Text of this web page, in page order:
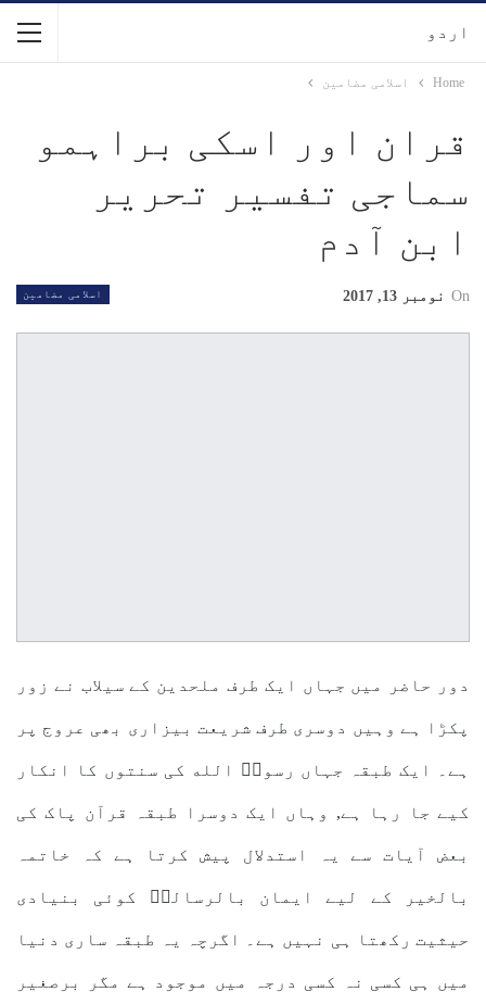
اردو
Home اسلامی مضامین
قران اور اسکی براہمو
سماجی تفسیر تحریر
ابن آدم
اسلامی مضامین On نومبر 13, 2017
دور حاضر میں جہاں ایک طرف ملحدین کے سیلاب نے زور
پکڑا ہے وہیں دوسری طرف شریعت بیزاری بھی عروج پر
ہے۔ ایک طبقہ جہاں رسولؐ الله کی سنتوں کا انکار
کیے جا رہا ہے, وہاں ایک دوسرا طبقہ قرآن پاک کی
بعض آیات سے یہ استدلال پیش کرتا ہے کہ خاتمہ
بالخیر کے لیے ایمان بالرسالتؐ کوئی بنیادی
حیثیت رکھتا ہی نہیں ہے۔ اگرچہ یہ طبقہ ساری دنیا
میں ہی کسی نہ کسی درجہ میں موجود ہے مگر برصغیر